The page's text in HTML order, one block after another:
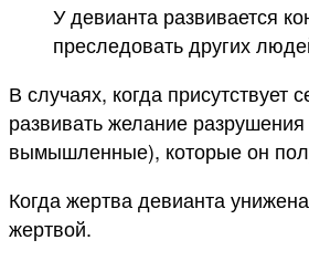
У девианта развивается
преследовать других
В случаях, когда
развивать желание
вымышленные), которые он
Когда жертва девианта
жертвой.